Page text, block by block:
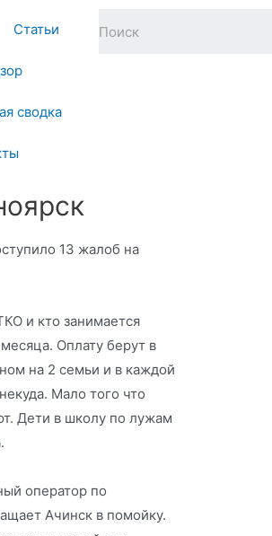
Статьи
сводка
13 жалоб на
и кто занимается
Оплату берут в
на 2 семьи и в каждой
Мало того что
Дети в школу по лужам
оператор по
Ачинск в помойку.